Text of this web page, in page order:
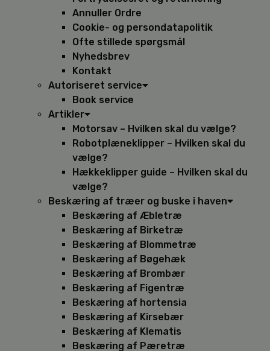
Annuller Ordre
Cookie- og persondatapolitik
Ofte stillede spørgsmål
Nyhedsbrev
Kontakt
Autoriseret service
Book service
Artikler
Motorsav – Hvilken skal du vælge?
Robotplæneklipper – Hvilken skal du
vælge?
Hækkeklipper guide – Hvilken skal du
vælge?
Beskæring af træer og buske i haven
Beskæring af Æbletræ
Beskæring af Birketræ
Beskæring af Blommetræ
Beskæring af Bøgehæk
Beskæring af Brombær
Beskæring af Figentræ
Beskæring af hortensia
Beskæring af Kirsebær
Beskæring af Klematis
Beskæring af Pæretræ